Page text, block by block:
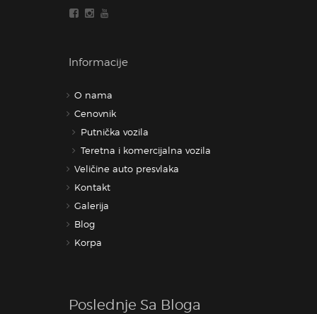
Informacije
O nama
Cenovnik
Putnička vozila
Teretna i komercijalna vozila
Veličine auto presvlaka
Kontakt
Galerija
Blog
Korpa
Poslednje Sa Bloga